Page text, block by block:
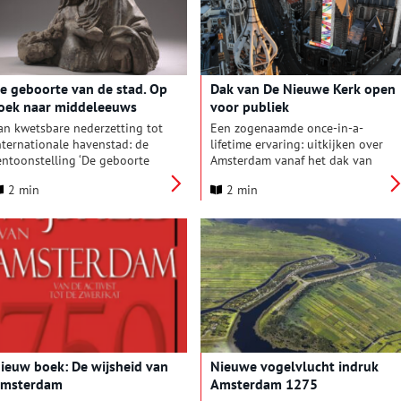
krijgt ook het grote publiek de
kans om een visie op de
te delen en onderdeel
te maken van de
geboorte van de stad. Op
naar middeleeuws
kwetsbare nederzetting tot
havenstad: de
‘De geboorte
Amsterdam’
van Amsterdam en
haar inwoners tot leven. Dit jaar
Amsterdam haar 750-jarig
gebaseerd op het
tolprivilege van 27 oktober
1275 – het eerste document
waarin Amsterdam wordt
genoemd. Maar de
‘De geboorte
de stad’ gaat verder terug.
archeologische vondsten
2 min
Dak van De Nieuwe Kerk open
voor publiek
Een zogenaamde once-in-a-
lifetime ervaring: uitkijken over
Amsterdam vanaf het dak van
kunnen bezoekers 40 meter
2 min
boek: De wijsheid van
Nieuwe vogelvlucht indruk
Amsterdam 1275